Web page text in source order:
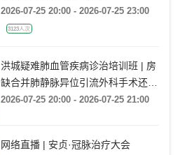
2026-07-25 20:00 - 2026-07-25 23:00
3123人次
洪城疑难肺血管疾病诊治培训班 | 房
缺合并肺静脉异位引流外科手术还是
药物保守治疗?
2026-07-25 20:00 - 2026-07-25 21:00
网络直播 | 安贞·冠脉治疗大会